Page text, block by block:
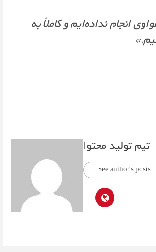
هیچ معامله‌ای با هواوی انجام نداده‌ایم و کاملاً به
تیم تولید محتوا
See author's posts